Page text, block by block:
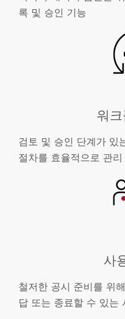
록 및 승인 기능
워
검토 및 승인 단계가 있
절차를 효율적으로 관리
사
철저한 공시 준비를 위
답 또는 종료할 수 있는